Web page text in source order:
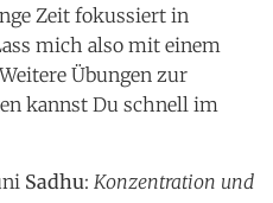
Zeit fokussiert in
mich also mit einem
Übungen zur
kannst Du schnell im
Sadhu: Konzentration und